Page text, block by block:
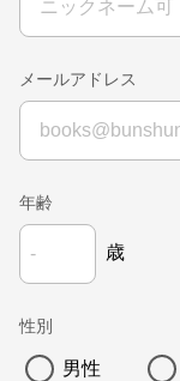
メールアドレス
年齢
歳
性別
男性